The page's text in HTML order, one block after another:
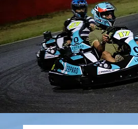
DOVE SIAMO
CONTATTI
+ 39 0761 191500
info@viterbocircuit.com